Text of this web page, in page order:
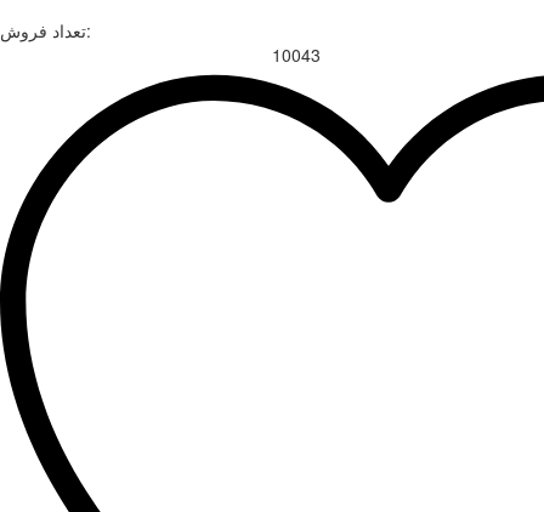
تعداد فروش:
10043